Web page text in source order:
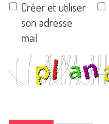
Créer et utiliser
son adresse
mail